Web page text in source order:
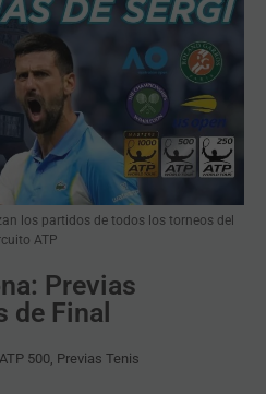
los partidos de todos los torneos del
ATP
Previas
de Final
ATP 500, Previas Tenis